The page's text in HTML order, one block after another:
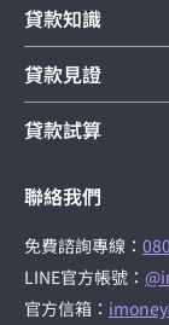
貸款知識
貸款見證
貸款試算
聯絡我們
免費諮詢專線：
LINE官方帳號：
官方信箱：